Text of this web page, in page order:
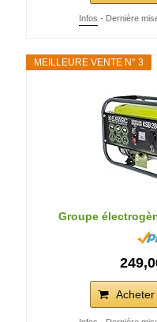
Infos - Dernière
MEILLEURE VENTE N° 3
Groupe